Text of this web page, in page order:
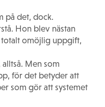
på det, dock.
Hon blev nästan
totalt omöjlig uppgift,
Men som
för det betyder att
som gör att systemet